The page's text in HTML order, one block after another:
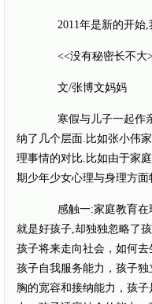
2011年是新的开始,
<<没有秘密长不大
文/张博文妈妈
寒假与儿子一起作亲
纳了几个层面.比如张小伟
理事情的对比.比如由于家
期少年少女心理与身理方
感触一:家庭教育在现
就是好孩子,却独独忽略了
孩子将来走向社会，如何
孩子自我服务能力，孩子
胸的宽容和接纳能力，孩